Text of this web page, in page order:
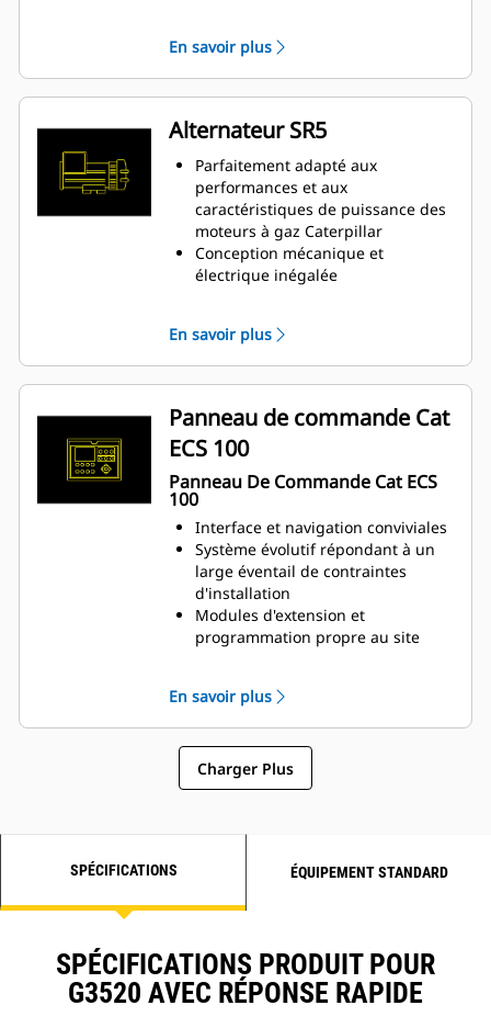
Système de combustion à chambre
ouverte simple pour plus de
fiabilité et de choix de carburant
Technologie de pointe au niveau
du système d'allumage et du
limiteur d'injection air/carburant
pour réduire les émissions et
augmenter le rendement du
moteur
Un module de commande
électronique gère toutes les
air/carburant et protection du
moteur
En savoir plus
Alternateur SR5
Parfaitement adapté aux
performances et aux
caractéristiques de puissance des
moteurs à gaz Caterpillar
Conception mécanique et
électrique inégalée
En savoir plus
Panneau de commande Cat
ECS 100
Panneau De Commande Cat ECS
100
Interface et navigation conviviales
Système évolutif répondant à un
large éventail de contraintes
d'installation
Modules d'extension et
programmation propre au site
En savoir plus
Charger Plus
SPÉCIFICATIONS ÉQUIPEMENT STANDARD
SPÉCIFICATIONS PRODUIT POUR
G3520 AVEC RÉPONSE RAPIDE